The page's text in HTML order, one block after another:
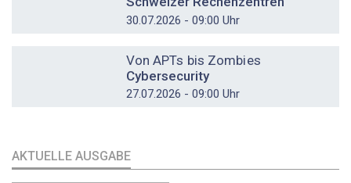
30.07.2026 - 09:00 Uhr
Von APTs bis Zombies
Cybersecurity
27.07.2026 - 09:00 Uhr
AKTUELLE AUSGABE